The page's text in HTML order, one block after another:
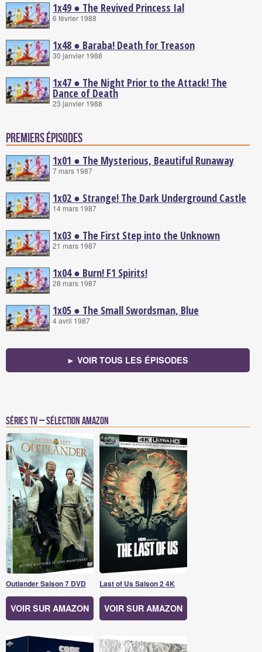
1x49 ● The Revived Princess Ial
6 février 1988
1x48 ● Baraba! Death for Treason
30 janvier 1988
1x47 ● The Night Prior to the Attack! The
Dance of Death
23 janvier 1988
Premiers épisodes
1x01 ● The Mysterious, Beautiful Runaway
7 mars 1987
1x02 ● Strange! The Dark Underground Castle
14 mars 1987
1x03 ● The First Step into the Unknown
21 mars 1987
1x04 ● Burn! F1 Spirits!
28 mars 1987
1x05 ● The Small Swordsman, Blue
4 avril 1987
► VOIR TOUS LES ÉPISODES
Séries TV – Sélection Amazon
Outlander Saison 7 DVD
VOIR SUR AMAZON
Last of Us Saison 2 4K
VOIR SUR AMAZON